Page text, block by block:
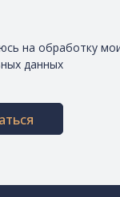
на обработку
данных